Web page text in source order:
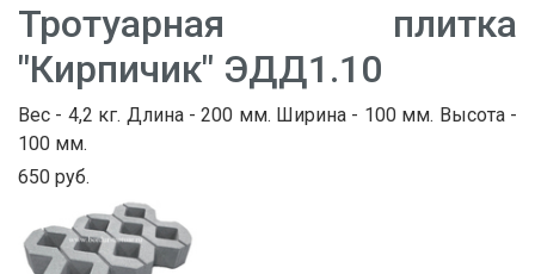
Тротуарная плитка
"Кирпичик" ЭДД1.10
Вес - 4,2 кг. Длина - 200 мм. Ширина - 100 мм. Высота -
100 мм.
650 руб.